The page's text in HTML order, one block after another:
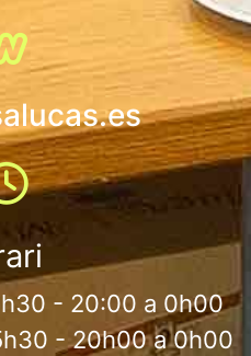
- 20:00 a 0h00
- 20h00 a 0h00